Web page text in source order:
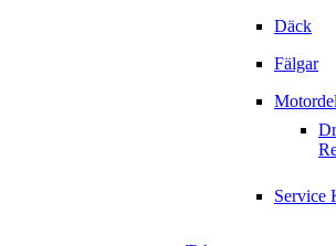
Däck
Fälgar
Service